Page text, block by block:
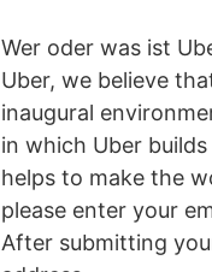
Wer oder was ist
Uber, we believe
inaugural
in which Uber
helps to make the
please enter your
After submitting